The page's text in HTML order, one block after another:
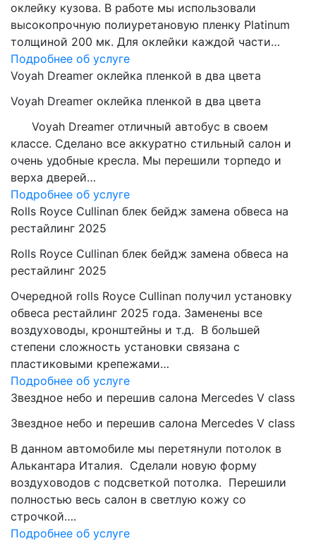
оклейку кузова. В работе мы использовали
высокопрочную полиуретановую пленку Platinum
толщиной 200 мк. Для оклейки каждой части…
Подробнее об услуге
Voyah Dreamer оклейка пленкой в два цвета
Voyah Dreamer оклейка пленкой в два цвета
Voyah Dreamer отличный автобус в своем
классе. Сделано все аккуратно стильный салон и
очень удобные кресла. Мы перешили торпедо и
верха дверей…
Подробнее об услуге
Rolls Royce Cullinan блек бейдж замена обвеса на
рестайлинг 2025
Rolls Royce Cullinan блек бейдж замена обвеса на
рестайлинг 2025
Очередной rolls Royce Cullinan получил установку
обвеса рестайлинг 2025 года. Заменены все
воздуховоды, кронштейны и т.д. В большей
степени сложность установки связана с
пластиковыми крепежами…
Подробнее об услуге
Звездное небо и перешив салона Mercedes V class
Звездное небо и перешив салона Mercedes V class
В данном автомобиле мы перетянули потолок в
Алькантара Италия. Сделали новую форму
воздуховодов с подсветкой потолка. Перешили
полностью весь салон в светлую кожу со
строчкой….
Подробнее об услуге